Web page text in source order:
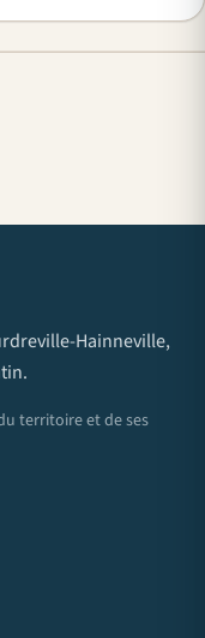
Hainneville,
territoire et de ses